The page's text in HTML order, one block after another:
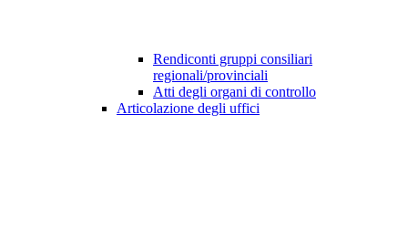
Rendiconti gruppi consiliari
regionali/provinciali
Atti degli organi di controllo
Articolazione degli uffici